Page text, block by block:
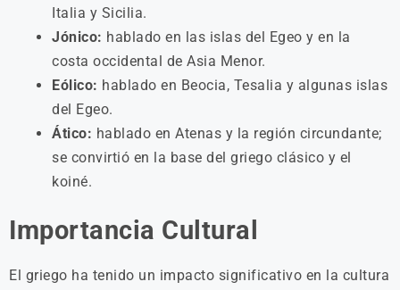
Italia y Sicilia.
Jónico: hablado en las islas del Egeo y en la
costa occidental de Asia Menor.
Eólico: hablado en Beocia, Tesalia y algunas islas
del Egeo.
Ático: hablado en Atenas y la región circundante;
se convirtió en la base del griego clásico y el
koiné.
Importancia Cultural
El griego ha tenido un impacto significativo en la cultura